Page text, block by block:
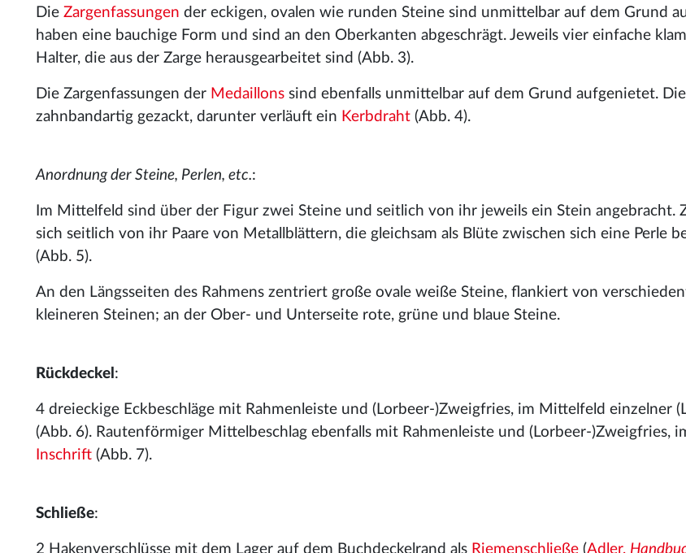
Die Zargenfassungen der eckigen, ovalen wie runden Steine sind unmittelbar auf dem Grund
haben eine bauchige Form und sind an den Oberkanten abgeschrägt. Jeweils vier einfache
Halter, die aus der Zarge herausgearbeitet sind (Abb. 3).
Die Zargenfassungen der Medaillons sind ebenfalls unmittelbar auf dem Grund aufgenietet.
zahnbandartig gezackt, darunter verläuft ein Kerbdraht (Abb. 4).
Anordnung der Steine, Perlen, etc.:
Im Mittelfeld sind über der Figur zwei Steine und seitlich von ihr jeweils ein Stein angebracht.
sich seitlich von ihr Paare von Metallblättern, die gleichsam als Blüte zwischen sich eine Perle
(Abb. 5).
An den Längsseiten des Rahmens zentriert große ovale weiße Steine, flankiert von
kleineren Steinen; an der Ober- und Unterseite rote, grüne und blaue Steine.
Rückdeckel :
4 dreieckige Eckbeschläge mit Rahmenleiste und (Lorbeer-)Zweigfries, im Mittelfeld einzelner
(Abb. 6). Rautenförmiger Mittelbeschlag ebenfalls mit Rahmenleiste und (Lorbeer-)Zweigfries,
Inschrift (Abb. 7).
Schließe:
2 Hakenverschlüsse mit dem Lager auf dem Buchdeckelrand als Riemenschließe (Adler,